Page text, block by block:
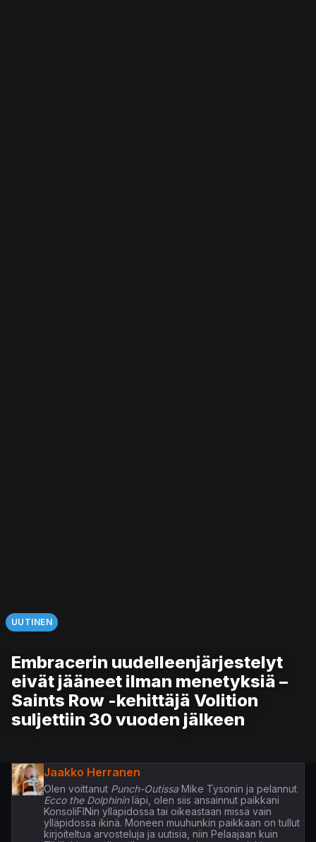
UUTINEN
Embracerin uudelleenjärjestelyt
eivät jääneet ilman menetyksiä –
Saints Row -kehittäjä Volition
suljettiin 30 vuoden jälkeen
Jaakko Herranen
Olen voittanutPunch-OutissaMike Tysonin ja pelannut
Ecco the Dolphininläpi, olen siis ansainnut paikkani
KonsoliFINin ylläpidossa tai oikeastaan missä vain
ylläpidossa ikinä. Moneen muuhunkin paikkaan on tullut
kirjoiteltua arvosteluja ja uutisia, niin Pelaajaan kuin